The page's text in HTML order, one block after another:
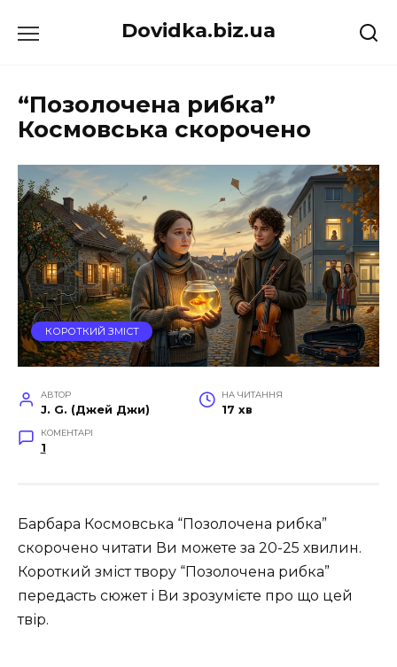
до
Dovidka.biz.ua
“Позолочена рибка”
Космовська скорочено
КОРОТКИЙ ЗМІСТ
АВТОР
J. G. (Джей Джи)
НА ЧИТАННЯ
17 хв
КОМЕНТАРІ
1
Барбара Космовська “Позолочена рибка”
скорочено читати Ви можете за 20-25 хвилин.
Короткий зміст твору “Позолочена рибка”
передасть сюжет і Ви зрозумієте про що цей
твір.